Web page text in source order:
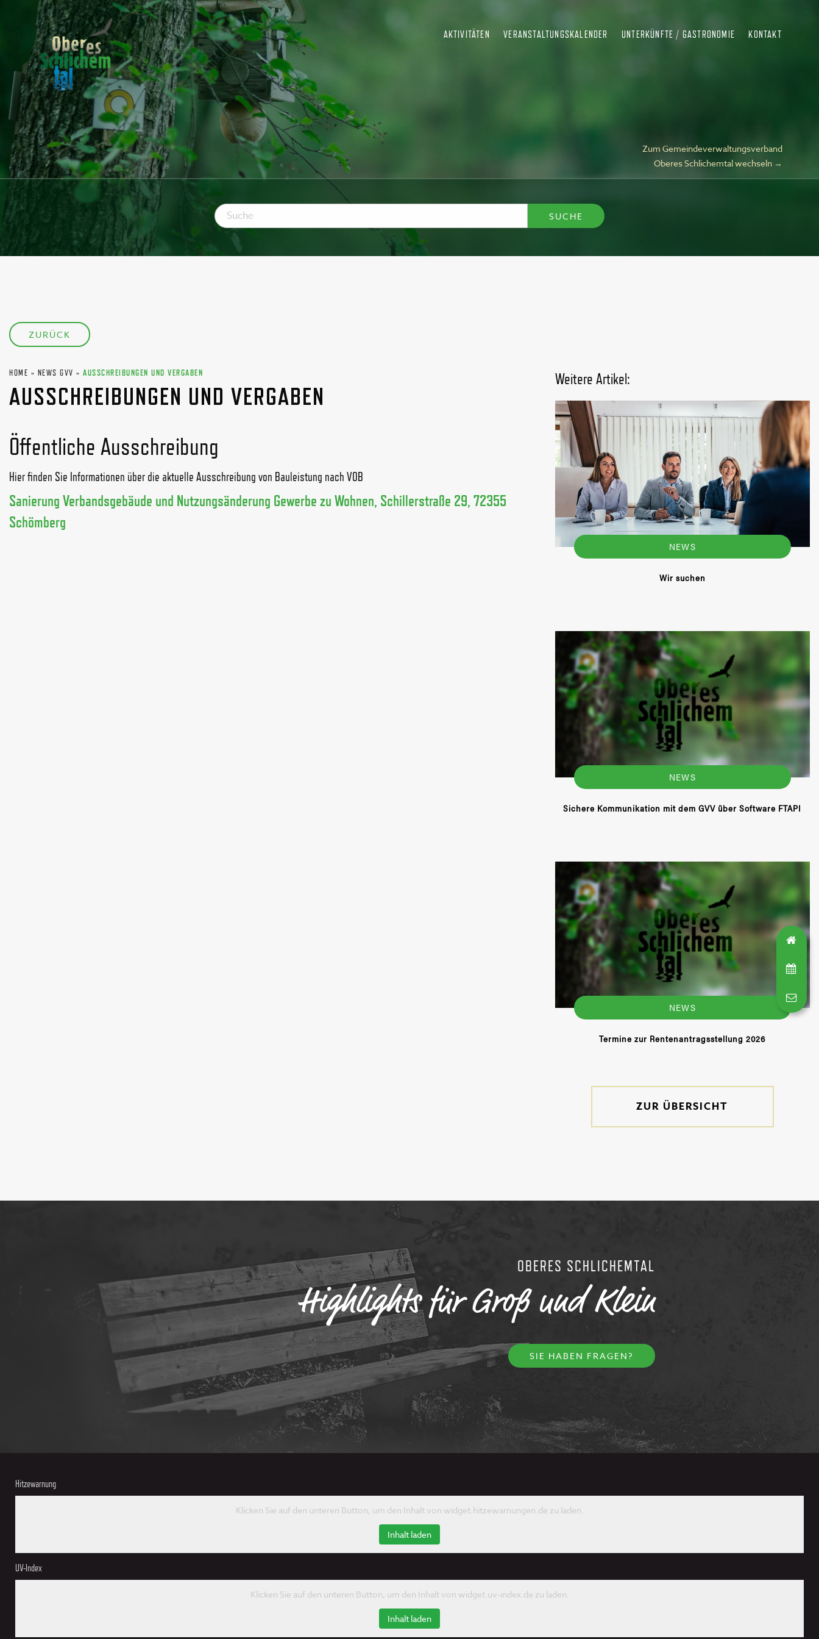
AKTIVITÄTEN VERANSTALTUNGSKALENDER UNTERKÜNFTE / GASTRONOMIE KONTAKT
Zum Gemeindeverwaltungsverband
Oberes Schlichemtal wechseln →
ZURÜCK
HOME » NEWS GVV » AUSSCHREIBUNGEN UND VERGABEN
AUSSCHREIBUNGEN UND VERGABEN
Öffentliche Ausschreibung
Hier finden Sie Informationen über die aktuelle Ausschreibung von Bauleistung nach VOB
Sanierung Verbandsgebäude und Nutzungsänderung Gewerbe zu Wohnen, Schillerstraße 29, 72355
Schömberg
Weitere Artikel:
NEWS
Wir suchen
NEWS
Sichere Kommunikation mit dem GVV über Software FTAPI
NEWS
Termine zur Rentenantragsstellung 2026
ZUR ÜBERSICHT
OBERES SCHLICHEMTAL
Highlights für Groß und Klein
SIE HABEN FRAGEN?
Hitzewarnung
Klicken Sie auf den unteren Button, um den Inhalt von widget.hitzewarnungen.de zu laden.
Inhalt laden
UV-Index
Klicken Sie auf den unteren Button, um den Inhalt von widget.uv-index.de zu laden.
Inhalt laden